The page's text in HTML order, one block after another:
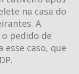
na casa do
A
pedido de
caso, que